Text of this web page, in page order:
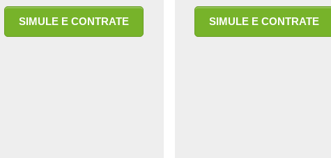
SIMULE E CONTRATE SIMULE E CONTRATE